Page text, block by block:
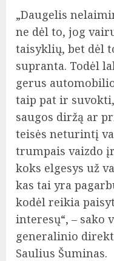
„Daugelis
ne dėl to, jog
taisyklių, bet dėl
supranta. Todėl
gerus
taip pat ir
saugos diržą ar
teisės neturintį
trumpais vaizdo
koks elgesys už
kas tai yra
kodėl reikia
interesų“, – sako
generalinio
Saulius Šuminas.